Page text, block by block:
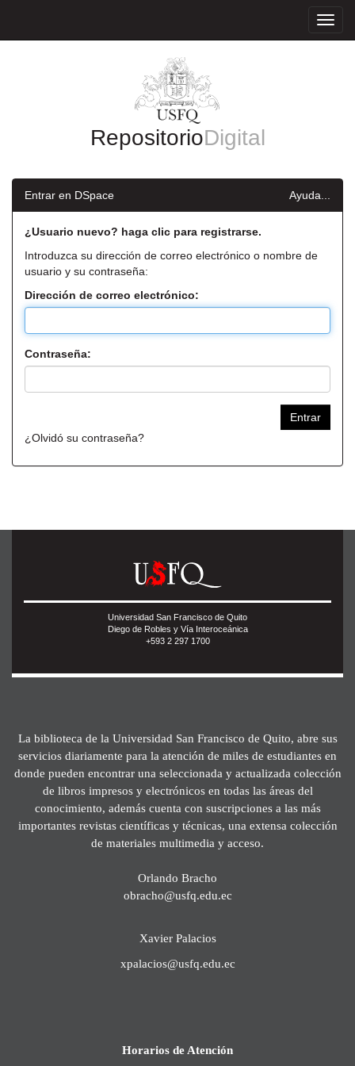
RepositorioDigital
Entrar en DSpace Ayuda...
¿Usuario nuevo? haga clic para registrarse.
Introduzca su dirección de correo electrónico o nombre de
usuario y su contraseña:
Dirección de correo electrónico:
Contraseña:
¿Olvidó su contraseña?
Universidad San Francisco de Quito
Diego de Robles y Vía Interoceánica
+593 2 297 1700
La biblioteca de la Universidad San Francisco de Quito, abre sus
servicios diariamente para la atención de miles de estudiantes en
donde pueden encontrar una seleccionada y actualizada colección
de libros impresos y electrónicos en todas las áreas del
conocimiento, además cuenta con suscripciones a las más
importantes revistas científicas y técnicas, una extensa colección
de materiales multimedia y acceso.
Orlando Bracho
obracho@usfq.edu.ec
Xavier Palacios
xpalacios@usfq.edu.ec
Horarios de Atención